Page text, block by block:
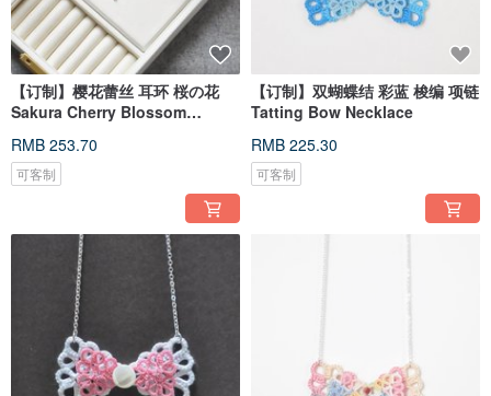
【订制】樱花蕾丝 耳环 桜の花
Sakura Cherry Blossom
RMB 253.70
可客制
【订制】双蝴蝶结 彩蓝 梭编 项链
Tatting Bow Necklace
RMB 225.30
可客制